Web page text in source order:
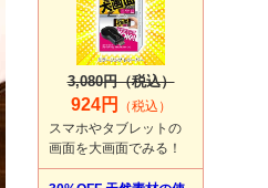
3,080円（税込）
924円
（税込）
スマホやタブレットの
画面を大画面でみる！